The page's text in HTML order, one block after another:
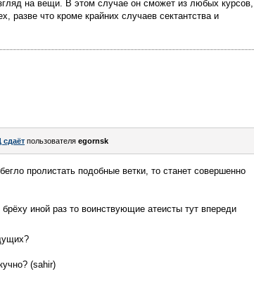
на вещи. В этом случае он сможет из любых курсов,
разве что кроме крайних случаев сектантства и
пользователя egornsk
пролистать подобные ветки, то станет совершенно
иной раз то воинствующие атеисты тут впереди
(sahir)